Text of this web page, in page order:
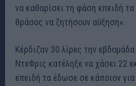
να καθαρίσει τη φάση επειδή τα
θράσος να ζητήσουν αύξηση».
Κέρδιζαν 30 λίρες την
ΝτεΦρις κατέληξε να χάσει 22
επειδή τα έδωσε σε κάποιον